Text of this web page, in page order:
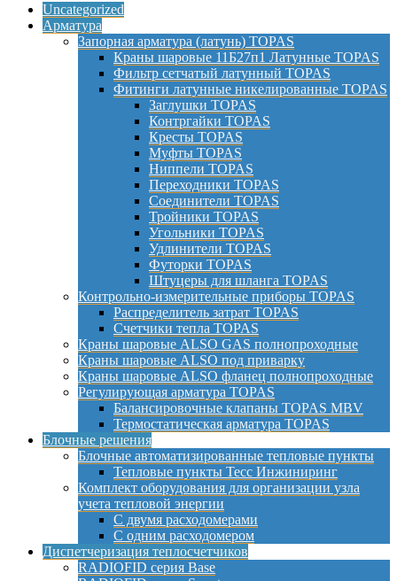
Uncategorized
Арматура
Запорная арматура (латунь) TOPAS
Краны шаровые 11Б27п1 Латунные TOPAS
Фильтр сетчатый латунный TOPAS
Фитинги латунные никелированные TOPAS
Заглушки TOPAS
Контргайки TOPAS
Кресты TOPAS
Муфты TOPAS
Ниппели TOPAS
Переходники TOPAS
Соединители TOPAS
Тройники TOPAS
Угольники TOPAS
Удлинители TOPAS
Футорки TOPAS
Штуцеры для шланга TOPAS
Контрольно-измерительные приборы TOPAS
Распределитель затрат TOPAS
Счетчики тепла TOPAS
Краны шаровые ALSO GAS полнопроходные
Краны шаровые ALSO под приварку
Краны шаровые ALSO фланец полнопроходные
Регулирующая арматура TOPAS
Балансировочные клапаны TOPAS MBV
Термостатическая арматура TOPAS
Блочные решения
Блочные автоматизированные тепловые пункты
Тепловые пункты Тесс Инжиниринг
Комплект оборудования для организации узла
учета тепловой энергии
С двумя расходомерами
С одним расходомером
Диспетчеризация теплосчетчиков
RADIOFID серия Base